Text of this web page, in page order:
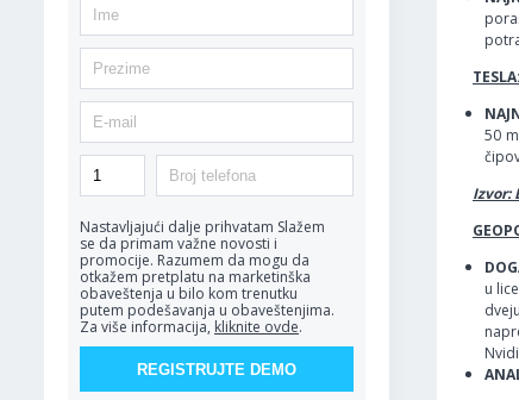
Nastavljajući dalje prihvatam Slažem
se da primam važne novosti i
promocije. Razumem da mogu da
otkažem pretplatu na marketinška
obaveštenja u bilo kom trenutku
putem podešavanja u obaveštenjima.
Za više informacija, kliknite ovde.
50
Izvor:
u